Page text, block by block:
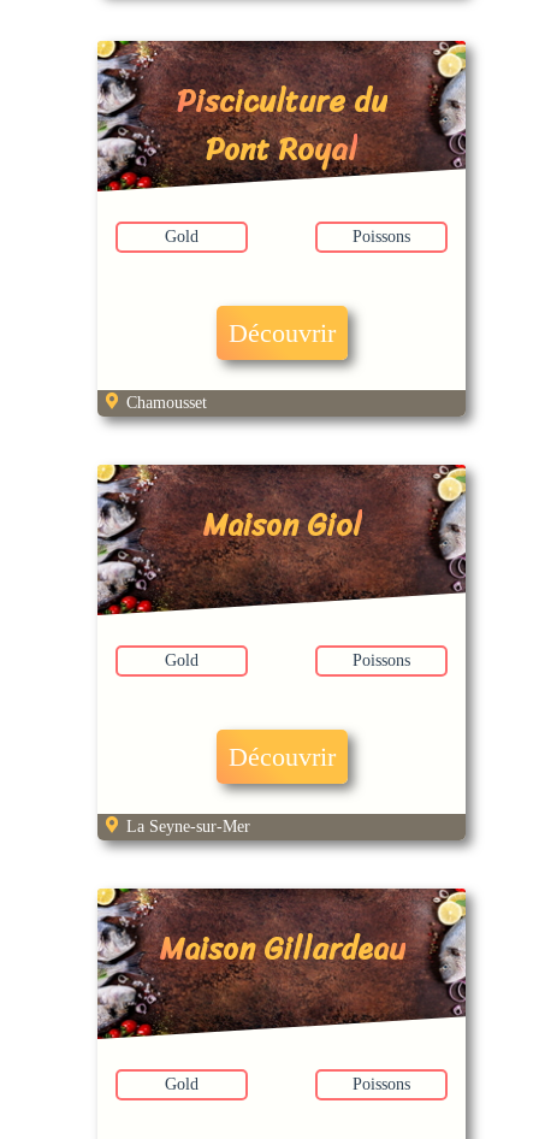
Pisciculture du
Pont Royal
Gold Poissons
Découvrir
Chamousset
Maison Giol
Gold Poissons
Découvrir
La Seyne-sur-Mer
Maison Gillardeau
Gold Poissons